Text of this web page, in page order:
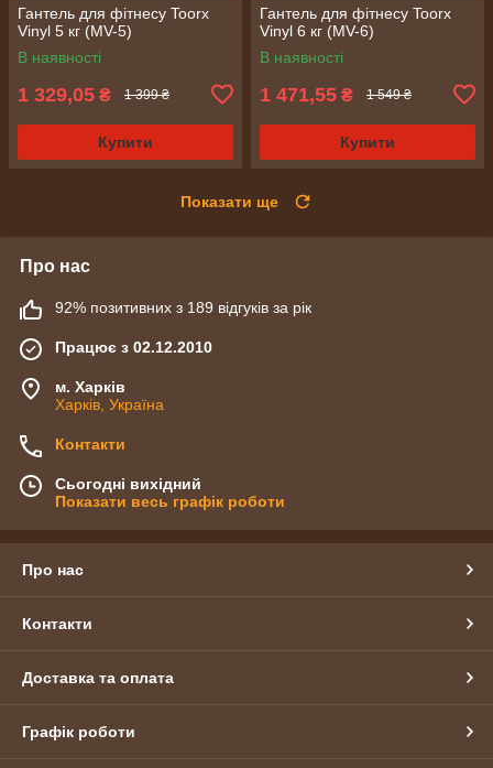
Гантель для фітнесу Toorx
Vinyl 5 кг (MV-5)
В наявності
1 329,05 ₴ 1 399 ₴
Купити
Гантель для фітнесу Toorx
Vinyl 6 кг (MV-6)
В наявності
1 471,55 ₴ 1 549 ₴
Купити
Показати ще
Про нас
92% позитивних з 189 відгуків за рік
Працює з 02.12.2010
м. Харків
Харків, Україна
Контакти
Сьогодні вихідний
Показати весь графік роботи
Про нас
Контакти
Доставка та оплата
Графік роботи